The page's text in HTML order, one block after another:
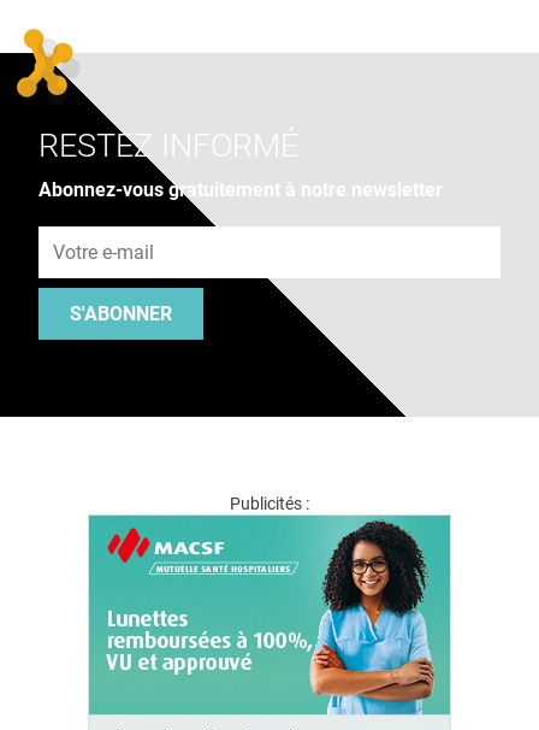
RESTEZ INFORMÉ
Abonnez-vous gratuitement à notre newsletter
S'ABONNER
Publicités :